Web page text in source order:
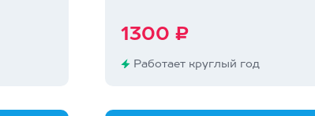
1300 ₽
Работает круглый год